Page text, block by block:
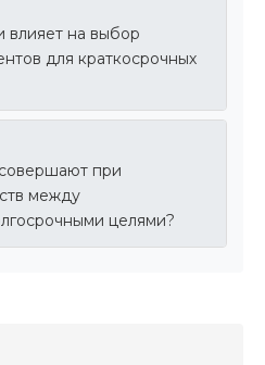
влияет на выбор
для краткосрочных
при
между
целями?